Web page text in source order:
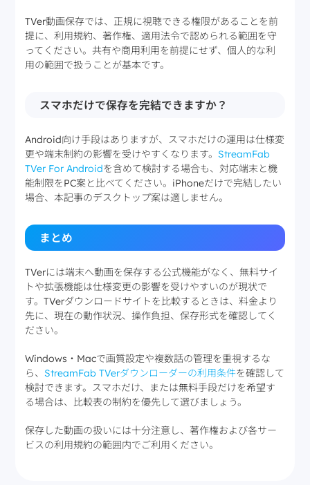
TVer動画保存では、正規に視聴できる権限があることを前
提に、利用規約、著作権、適用法令で認められる範囲を守
ってください。共有や商用利用を前提にせず、個人的な利
用の範囲で扱うことが基本です。
スマホだけで保存を完結できますか？
Android向け手段はありますが、スマホだけの運用は仕様変
更や端末制約の影響を受けやすくなります。 StreamFab
TVer For Androidを含めて検討する場合も、対応端末と機
能制限をPC案と比べてください。iPhoneだけで完結したい
場合、本記事のデスクトップ案は適しません。
まとめ
TVerには端末へ動画を保存する公式機能がなく、無料サイ
トや拡張機能は仕様変更の影響を受けやすいのが現状で
す。TVerダウンロードサイトを比較するときは、料金より
先に、現在の動作状況、操作負担、保存形式を確認してく
ださい。
Windows・Macで画質設定や複数話の管理を重視するな
ら、 StreamFab TVerダウンローダーの利用条件を確認して
検討できます。スマホだけ、または無料手段だけを希望す
る場合は、比較表の制約を優先して選びましょう。
保存した動画の扱いには十分注意し、著作権および各サー
ビスの利用規約の範囲内でご利用ください。